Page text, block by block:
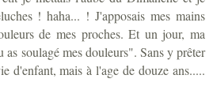
! haha... ! J'apposais mes mains
de mes proches. Et un jour, ma
soulagé mes douleurs". Sans y prêter
d'enfant, mais à l'age de douze ans.....